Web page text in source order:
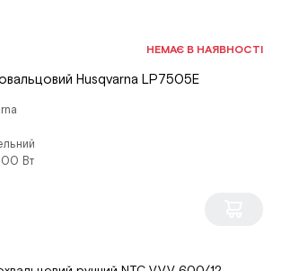
НЕМАЄ В НАЯВНОСТІ
Husqvarna LP7505E
Вт